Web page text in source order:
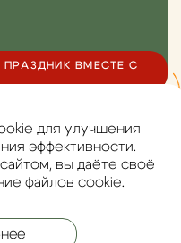
ВМЕСТЕ С
для улучшения
эффективности.
вы даёте своё
файлов cookie.